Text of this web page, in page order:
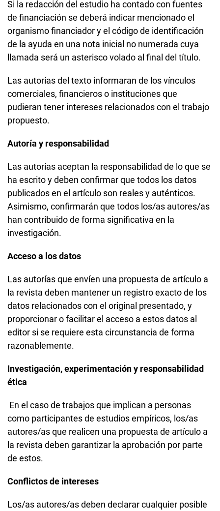
Si la redacción del estudio ha contado con fuentes
de financiación se deberá indicar mencionado el
organismo financiador y el código de identificación
de la ayuda en una nota inicial no numerada cuya
llamada será un asterisco volado al final del título.
Las autorías del texto informaran de los vínculos
comerciales, financieros o instituciones que
pudieran tener intereses relacionados con el trabajo
propuesto.
Autoría y responsabilidad
Las autorías aceptan la responsabilidad de lo que se
ha escrito y deben confirmar que todos los datos
publicados en el artículo son reales y auténticos.
Asimismo, confirmarán que todos los/as autores/as
han contribuido de forma significativa en la
investigación.
Acceso a los datos
Las autorías que envíen una propuesta de artículo a
la revista deben mantener un registro exacto de los
datos relacionados con el original presentado, y
proporcionar o facilitar el acceso a estos datos al
editor si se requiere esta circunstancia de forma
razonablemente.
Investigación, experimentación y responsabilidad
ética
En el caso de trabajos que implican a personas
como participantes de estudios empíricos, los/as
autores/as que realicen una propuesta de artículo a
la revista deben garantizar la aprobación por parte
de estos.
Conflictos de intereses
Los/as autores/as deben declarar cualquier posible